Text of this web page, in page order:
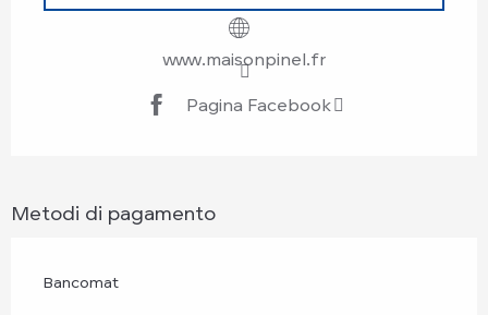
www.maisonpinel.fr
Pagina Facebook
Metodi di pagamento
Bancomat